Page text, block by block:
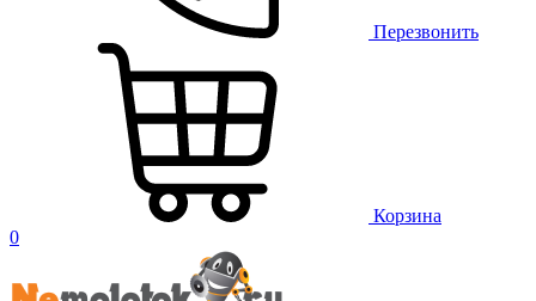
Перезвонить
Корзина
0